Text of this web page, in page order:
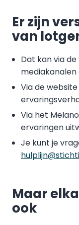
Er zijn
van
Dat kan via
Via de
Via het
ervaringen
Je kunt je
Maar
ook